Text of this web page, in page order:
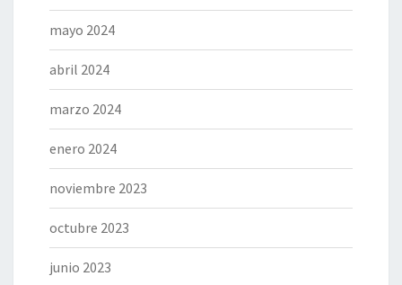
mayo 2024
abril 2024
marzo 2024
enero 2024
noviembre 2023
octubre 2023
junio 2023